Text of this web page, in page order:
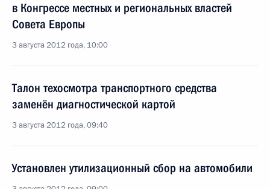
в Конгрессе местных и региональных властей
Совета Европы
3 августа 2012 года, 10:00
Талон техосмотра транспортного средства
заменён диагностической картой
3 августа 2012 года, 09:40
Установлен утилизационный сбор на автомобили